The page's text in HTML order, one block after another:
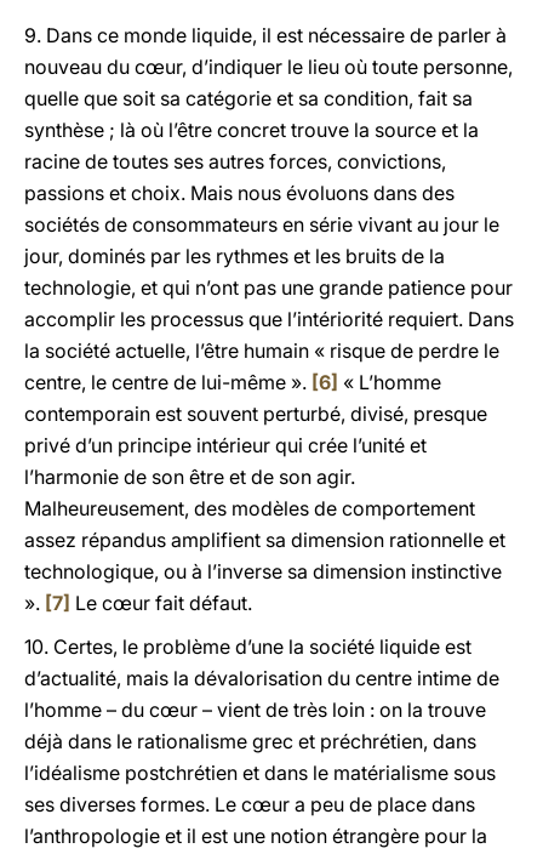
9. Dans ce monde liquide, il est nécessaire de parler à
nouveau du cœur, d’indiquer le lieu où toute personne,
quelle que soit sa catégorie et sa condition, fait sa
synthèse ; là où l’être concret trouve la source et la
racine de toutes ses autres forces, convictions,
passions et choix. Mais nous évoluons dans des
sociétés de consommateurs en série vivant au jour le
jour, dominés par les rythmes et les bruits de la
technologie, et qui n’ont pas une grande patience pour
accomplir les processus que l’intériorité requiert. Dans
la société actuelle, l’être humain « risque de perdre le
centre, le centre de lui-même ». [6] « L’homme
contemporain est souvent perturbé, divisé, presque
privé d’un principe intérieur qui crée l’unité et
l’harmonie de son être et de son agir.
Malheureusement, des modèles de comportement
assez répandus amplifient sa dimension rationnelle et
technologique, ou à l’inverse sa dimension instinctive
». [7] Le cœur fait défaut.
10. Certes, le problème d’une la société liquide est
d’actualité, mais la dévalorisation du centre intime de
l’homme – du cœur – vient de très loin : on la trouve
déjà dans le rationalisme grec et préchrétien, dans
l’idéalisme postchrétien et dans le matérialisme sous
ses diverses formes. Le cœur a peu de place dans
l’anthropologie et il est une notion étrangère pour la